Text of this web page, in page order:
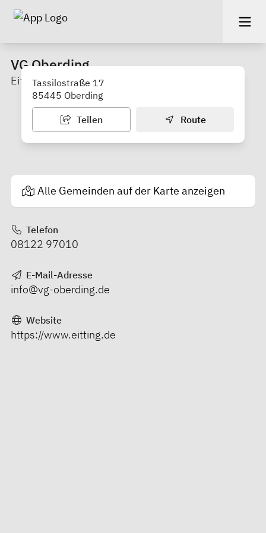
VG Oberding
Eitting - Oberding
Tassilostraße 17
85445 Oberding
Teilen Route
Alle Gemeinden auf der Karte anzeigen
Telefon
08122 97010
E-Mail-Adresse
info@vg-oberding.de
Website
https://www.eitting.de